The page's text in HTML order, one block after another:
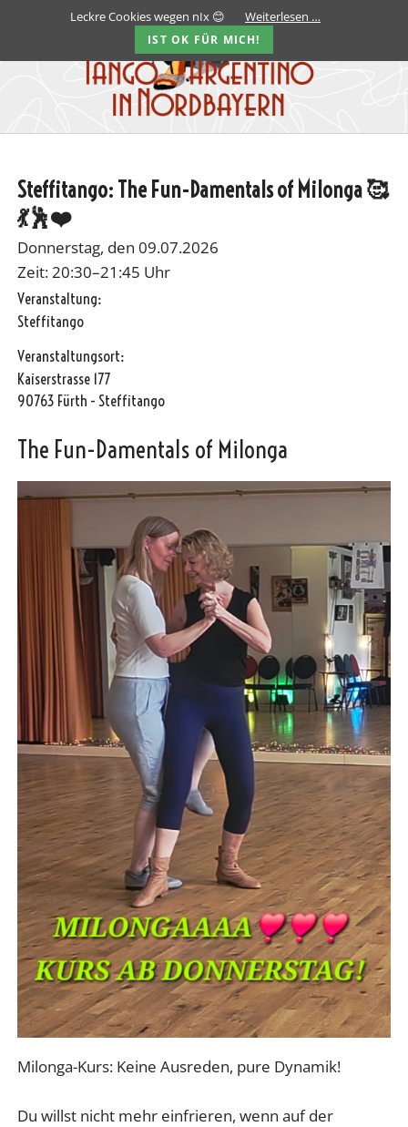
Steffitango: The Fun-Damentals of Milonga 🥰
💃🕺❤️
Donnerstag, den 09.07.2026
Zeit: 20:30–21:45 Uhr
Veranstaltung:
Steffitango
Veranstaltungsort:
Kaiserstrasse 177
90763 Fürth - Steffitango
The Fun-Damentals of Milonga
Milonga-Kurs: Keine Ausreden, pure Dynamik!
​Du willst nicht mehr einfrieren, wenn auf der
Leckre Cookies wegen nIx 😊 Weiterlesen …
IST OK FÜR MICH!